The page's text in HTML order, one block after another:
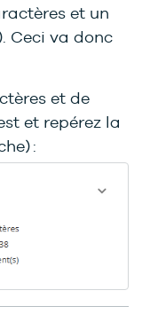
et un
Ceci va donc
et de
et repérez la
: